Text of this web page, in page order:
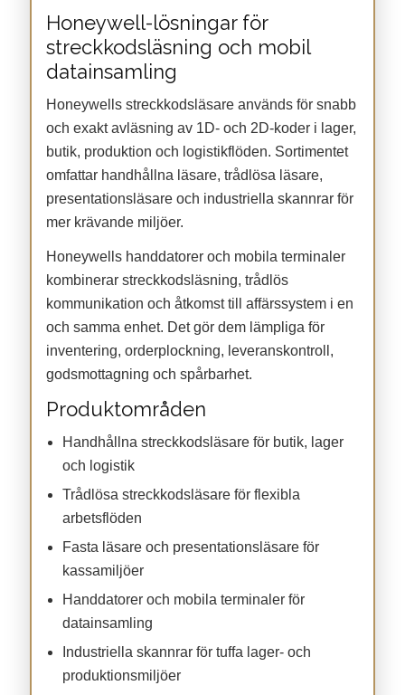
Honeywell-lösningar för
streckkodsläsning och mobil
datainsamling
Honeywells streckkodsläsare används för snabb
och exakt avläsning av 1D- och 2D-koder i lager,
butik, produktion och logistikflöden. Sortimentet
omfattar handhållna läsare, trådlösa läsare,
presentationsläsare och industriella skannrar för
mer krävande miljöer.
Honeywells handdatorer och mobila terminaler
kombinerar streckkodsläsning, trådlös
kommunikation och åtkomst till affärssystem i en
och samma enhet. Det gör dem lämpliga för
inventering, orderplockning, leveranskontroll,
godsmottagning och spårbarhet.
Produktområden
Handhållna streckkodsläsare för butik, lager
och logistik
Trådlösa streckkodsläsare för flexibla
arbetsflöden
Fasta läsare och presentationsläsare för
kassamiljöer
Handdatorer och mobila terminaler för
datainsamling
Industriella skannrar för tuffa lager- och
produktionsmiljöer